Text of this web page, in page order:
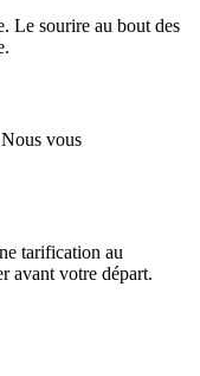
Le sourire au bout des
vous
tarification au
avant votre départ.